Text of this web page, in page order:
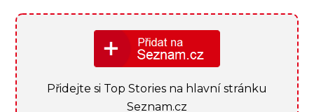
Přidejte si Top Stories na hlavní stránku
Seznam.cz